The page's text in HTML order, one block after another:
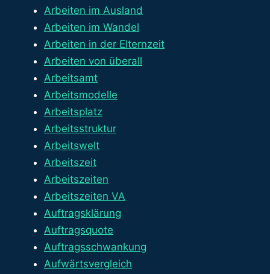
Arbeiten im Ausland
Arbeiten im Wandel
Arbeiten in der Elternzeit
Arbeiten von überall
Arbeitsamt
Arbeitsmodelle
Arbeitsplatz
Arbeitsstruktur
Arbeitswelt
Arbeitszeit
Arbeitszeiten
Arbeitszeiten VA
Auftragsklärung
Auftragsquote
Auftragsschwankung
Aufwärtsvergleich